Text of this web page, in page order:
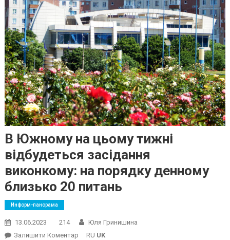
В Южному на цьому тижні
відбудеться засідання
виконкому: на порядку денному
близько 20 питань
Информ-панорама
13.06.2023 214
Юля Гринишина
Залишити КоментарOn RU UK